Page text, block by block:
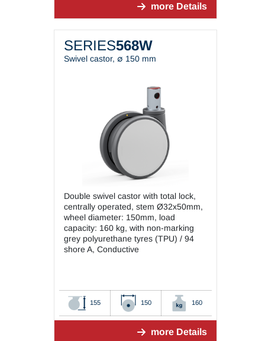
more Details
SERIES568W
Swivel castor, ∅ 150 mm
Double swivel castor with total lock,
centrally operated, stem Ø32x50mm,
wheel diameter: 150mm, load
capacity: 160 kg, with non-marking
grey polyurethane tyres (TPU) / 94
shore A, Conductive
155 150 160
more Details